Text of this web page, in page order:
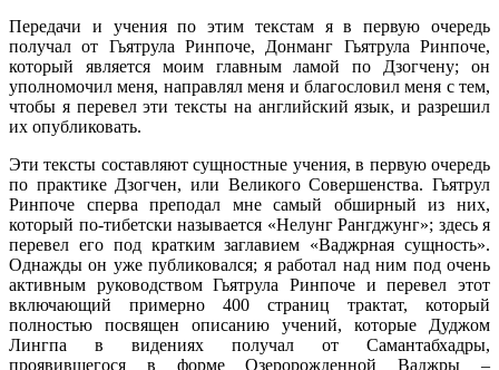
Передачи и учения по этим текстам я в первую очередь
получал от Гьятрула Ринпоче, Донманг Гьятрула Ринпоче,
который является моим главным ламой по Дзогчену; он
уполномочил меня, направлял меня и благословил меня с тем,
чтобы я перевел эти тексты на английский язык, и разрешил
их опубликовать.
Эти тексты составляют сущностные учения, в первую очередь
по практике Дзогчен, или Великого Совершенства. Гьятрул
Ринпоче сперва преподал мне самый обширный из них,
который по-тибетски называется «Нелунг Рангджунг»; здесь я
перевел его под кратким заглавием «Ваджрная сущность».
Однажды он уже публиковался; я работал над ним под очень
активным руководством Гьятрула Ринпоче и перевел этот
включающий примерно 400 страниц трактат, который
полностью посвящен описанию учений, которые Дуджом
Лингпа в видениях получал от Самантабхадры,
проявившегося в форме Озеророжденной Ваджры –